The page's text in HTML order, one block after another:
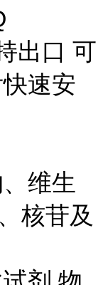
出口 可
速安
维生
核苷及